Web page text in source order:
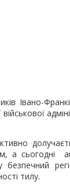
Івано-
а сьогодні
безпечний
тилу.